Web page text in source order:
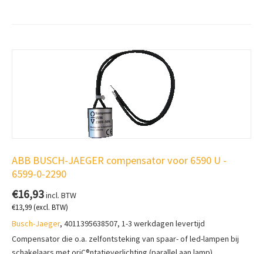
ABB BUSCH-JAEGER compensator voor 6590 U -
6599-0-2290
€16,93incl. BTW
€13,99(excl. BTW)
Busch-Jaeger, 4011395638507, 1-3 werkdagen levertijd
Compensator die o.a. zelfontsteking van spaar- of led-lampen bij